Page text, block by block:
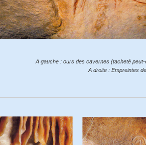
A gauche : ours des cavernes (tacheté
A droite : Empreintes